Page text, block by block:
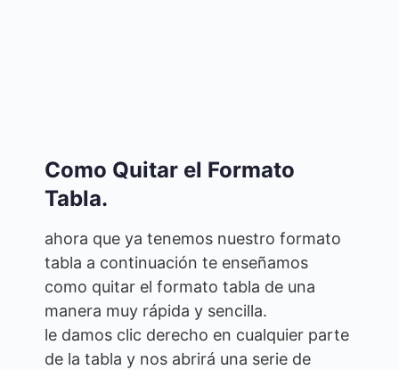
Como Quitar el Formato
Tabla.
ahora que ya tenemos nuestro formato
tabla a continuación te enseñamos
como quitar el formato tabla de una
manera muy rápida y sencilla.
le damos clic derecho en cualquier parte
de la tabla y nos abrirá una serie de